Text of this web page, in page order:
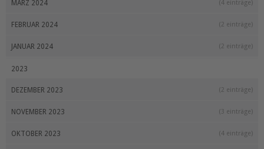
MÄRZ 2024 (4 einträge)
FEBRUAR 2024 (2 einträge)
JANUAR 2024 (2 einträge)
2023
DEZEMBER 2023 (2 einträge)
NOVEMBER 2023 (3 einträge)
OKTOBER 2023 (4 einträge)